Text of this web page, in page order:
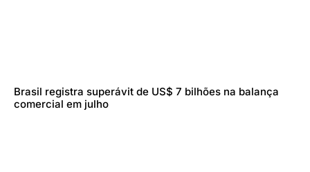
Brasil registra superávit de US$ 7 bilhões na balança
comercial em julho